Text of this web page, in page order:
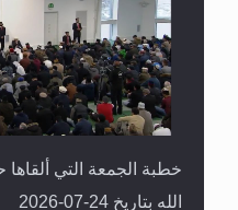
خطبة الجمعة التي ألقاها
الله بتاريخ 24-07-2026